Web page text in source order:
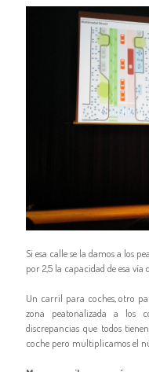
Si esa calle se la damos a los
por 2,5 la capacidad de esa
Un carril para coches, otro
zona peatonalizada a los
discrepancias que todos
coche pero multiplicamos el